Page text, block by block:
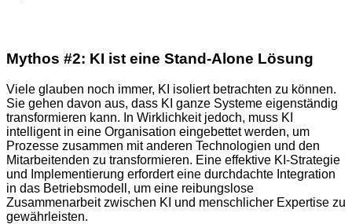
Mythos #2: KI ist eine Stand-Alone Lösung
Viele glauben noch immer, KI isoliert betrachten zu können.
Sie gehen davon aus, dass KI ganze Systeme eigenständig
transformieren kann. In Wirklichkeit jedoch, muss KI
intelligent in eine Organisation eingebettet werden, um
Prozesse zusammen mit anderen Technologien und den
Mitarbeitenden zu transformieren. Eine effektive KI-Strategie
und Implementierung erfordert eine durchdachte Integration
in das Betriebsmodell, um eine reibungslose
Zusammenarbeit zwischen KI und menschlicher Expertise zu
gewährleisten.